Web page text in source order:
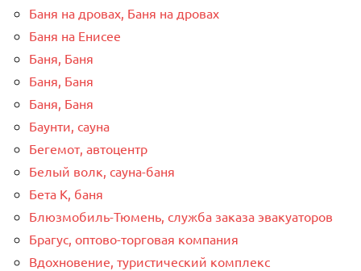
Баня на дровах, Баня на дровах
Баня на Енисее
Баня, Баня
Баня, Баня
Баня, Баня
Баунти, сауна
Бегемот, автоцентр
Белый волк, сауна-баня
Бета К, баня
Блюзмобиль-Тюмень, служба заказа эвакуаторов
Брагус, оптово-торговая компания
Вдохновение, туристический комплекс